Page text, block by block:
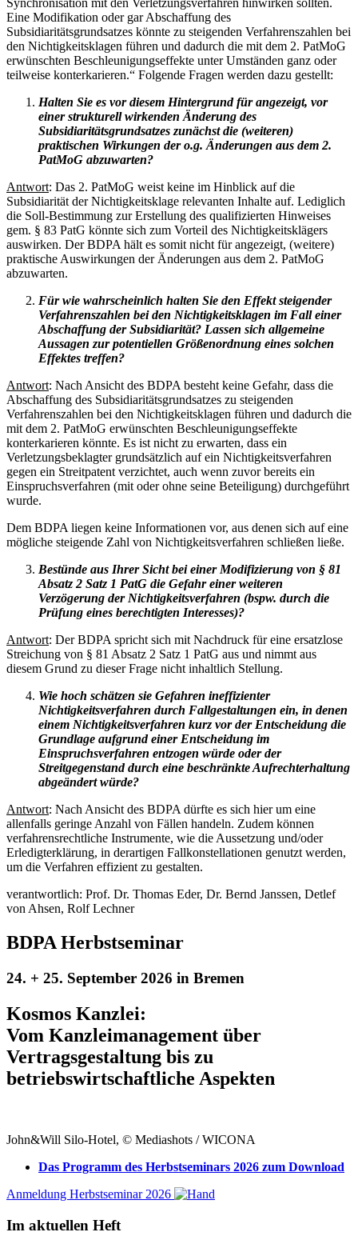
Synchronisation mit den Verletzungsverfahren hinwirken sollten.
Eine Modifikation oder gar Abschaffung des
Subsidiaritätsgrundsatzes könnte zu steigenden Verfahrenszahlen bei
den Nichtigkeitsklagen führen und dadurch die mit dem 2. PatMoG
erwünschten Beschleunigungseffekte unter Umständen ganz oder
teilweise konterkarieren.“ Folgende Fragen werden dazu gestellt:
Halten Sie es vor diesem Hintergrund für angezeigt, vor
einer strukturell wirkenden Änderung des
Subsidiaritätsgrundsatzes zunächst die (weiteren)
praktischen Wirkungen der o.g. Änderungen aus dem 2.
PatMoG abzuwarten?
Antwort: Das 2. PatMoG weist keine im Hinblick auf die
Subsidiarität der Nichtigkeitsklage relevanten Inhalte auf. Lediglich
die Soll-Bestimmung zur Erstellung des qualifizierten Hinweises
gem. § 83 PatG könnte sich zum Vorteil des Nichtigkeitsklägers
auswirken. Der BDPA hält es somit nicht für angezeigt, (weitere)
praktische Auswirkungen der Änderungen aus dem 2. PatMoG
abzuwarten.
Für wie wahrscheinlich halten Sie den Effekt steigender
Verfahrenszahlen bei den Nichtigkeitsklagen im Fall einer
Abschaffung der Subsidiarität? Lassen sich allgemeine
Aussagen zur potentiellen Größenordnung eines solchen
Effektes treffen?
Antwort: Nach Ansicht des BDPA besteht keine Gefahr, dass die
Abschaffung des Subsidiaritätsgrundsatzes zu steigenden
Verfahrenszahlen bei den Nichtigkeitsklagen führen und dadurch die
mit dem 2. PatMoG erwünschten Beschleunigungseffekte
konterkarieren könnte. Es ist nicht zu erwarten, dass ein
Verletzungsbeklagter grundsätzlich auf ein Nichtigkeitsverfahren
gegen ein Streitpatent verzichtet, auch wenn zuvor bereits ein
Einspruchsverfahren (mit oder ohne seine Beteiligung) durchgeführt
wurde.
Dem BDPA liegen keine Informationen vor, aus denen sich auf eine
mögliche steigende Zahl von Nichtigkeitsverfahren schließen ließe.
Bestünde aus Ihrer Sicht bei einer Modifizierung von § 81
Absatz 2 Satz 1 PatG die Gefahr einer weiteren
Verzögerung der Nichtigkeitsverfahren (bspw. durch die
Prüfung eines berechtigten Interesses)?
Antwort: Der BDPA spricht sich mit Nachdruck für eine ersatzlose
Streichung von § 81 Absatz 2 Satz 1 PatG aus und nimmt aus
diesem Grund zu dieser Frage nicht inhaltlich Stellung.
Wie hoch schätzen sie Gefahren ineffizienter
Nichtigkeitsverfahren durch Fallgestaltungen ein, in denen
einem Nichtigkeitsverfahren kurz vor der Entscheidung die
Grundlage aufgrund einer Entscheidung im
Einspruchsverfahren entzogen würde oder der
Streitgegenstand durch eine beschränkte Aufrechterhaltung
abgeändert würde?
Antwort: Nach Ansicht des BDPA dürfte es sich hier um eine
allenfalls geringe Anzahl von Fällen handeln. Zudem können
verfahrensrechtliche Instrumente, wie die Aussetzung und/oder
Erledigterklärung, in derartigen Fallkonstellationen genutzt werden,
um die Verfahren effizient zu gestalten.
verantwortlich: Prof. Dr. Thomas Eder, Dr. Bernd Janssen, Detlef
von Ahsen, Rolf Lechner
BDPA Herbstseminar
24. + 25. September 2026 in Bremen
Kosmos Kanzlei:
Vom Kanzleimanagement über
Vertragsgestaltung bis zu
betriebswirtschaftliche Aspekten
John&Will Silo-Hotel, © Mediashots / WICONA
Das Programm des Herbstseminars 2026 zum Download
Anmeldung Herbstseminar 2026
Im aktuellen Heft